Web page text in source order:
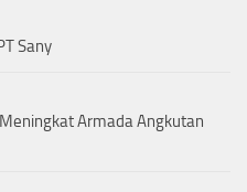
Sany
Armada Angkutan